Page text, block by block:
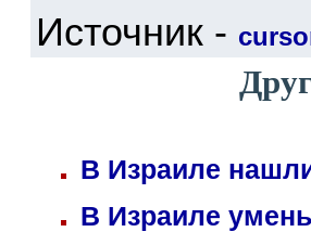
Источник -
В Израиле
В Израиле